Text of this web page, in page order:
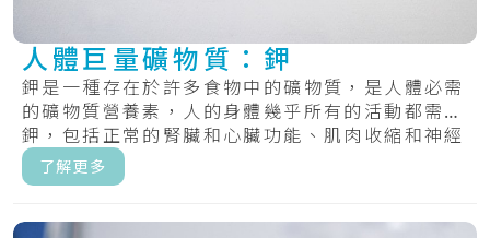
人體巨量礦物質：鉀
鉀是一種存在於許多食物中的礦物質，是人體必需
的礦物質營養素，人的身體幾乎所有的活動都需要
鉀，包括正常的腎臟和心臟功能、肌肉收縮和神經
傳遞...
了解更多